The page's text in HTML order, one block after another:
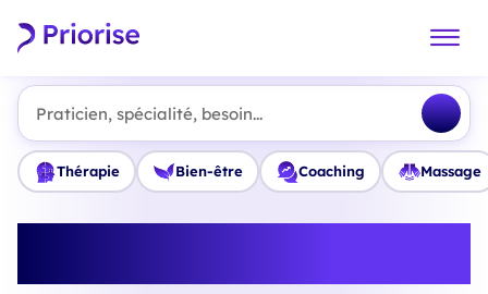
Praticien, spécialité, besoin...
Thérapie Bien-être Coaching Massage